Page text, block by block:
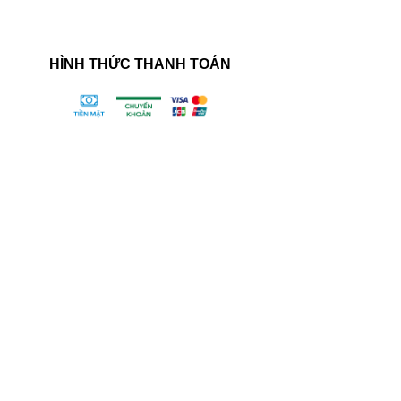
HÌNH THỨC THANH TOÁN